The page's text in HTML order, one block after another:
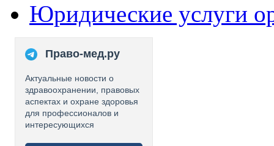
Юридические услуги
Право-мед.ру
Актуальные новости о
здравоохранении, правовых
аспектах и охране здоровья
для профессионалов и
интересующихся